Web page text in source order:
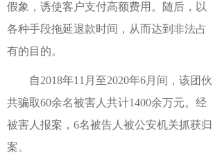
假象，诱使客户支付高额费用。随后，以
各种手段拖延退款时间，从而达到非法占
有的目的。
自2018年11月至2020年6月间，该团伙
共骗取60余名被害人共计1400余万元。经
被害人报案，6名被告人被公安机关抓获归
案。